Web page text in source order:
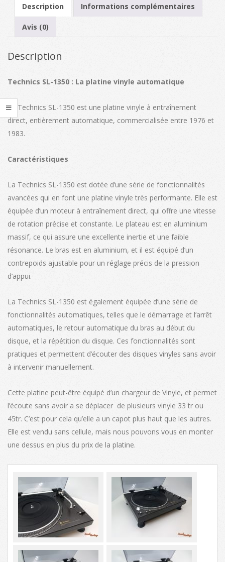
Description Informations complémentaires
Avis (0)
Description
Technics SL-1350 : La platine vinyle automatique
La Technics SL-1350 est une platine vinyle à entraînement
direct, entièrement automatique, commercialisée entre 1976 et
1983.
Caractéristiques
La Technics SL-1350 est dotée d’une série de fonctionnalités
avancées qui en font une platine vinyle très performante. Elle est
équipée d’un moteur à entraînement direct, qui offre une vitesse
de rotation précise et constante. Le plateau est en aluminium
massif, ce qui assure une excellente inertie et une faible
résonance. Le bras est en aluminium, et il est équipé d’un
contrepoids ajustable pour un réglage précis de la pression
d’appui.
La Technics SL-1350 est également équipée d’une série de
fonctionnalités automatiques, telles que le démarrage et l’arrêt
automatiques, le retour automatique du bras au début du
disque, et la répétition du disque. Ces fonctionnalités sont
pratiques et permettent d’écouter des disques vinyles sans avoir
à intervenir manuellement.
Cette platine peut-être équipé d’un chargeur de Vinyle, et permet
l’écoute sans avoir a se déplacer de plusieurs vinyle 33 tr ou
45tr. C’est pour cela qu’elle a un capot plus haut que les autres.
Elle est vendu sans cellule, mais nous pouvons vous en monter
une dessus en plus du prix de la platine.